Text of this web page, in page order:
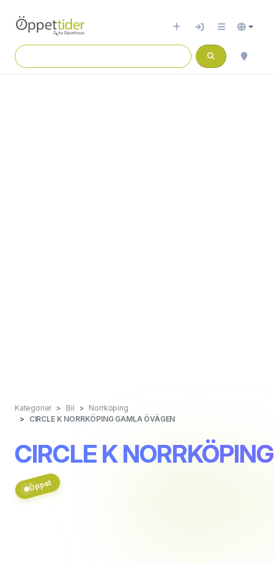
Kategorier Bil
Norrköping
CIRCLE K NORRKÖPING GAMLA ÖVÄGEN
CIRCLE K
Öppet